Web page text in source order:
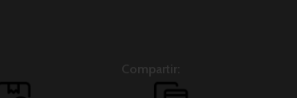
Compartir: